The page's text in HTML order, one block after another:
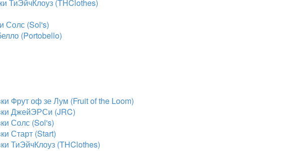
ТиЭйчКлоуз (THClothes)
Солс (Sol's)
(Portobello)
Фрут оф зе Лум (Fruit of the Loom)
ДжейЭРСи (JRC)
Солс (Sol's)
Старт (Start)
ТиЭйчКлоуз (THClothes)